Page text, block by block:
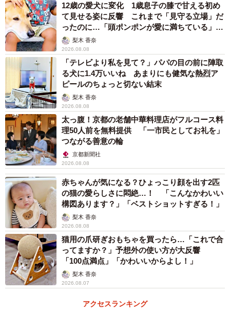
12歳の愛犬に変化 1歳息子の膝で甘える初め
て見せる姿に反響 これまで「見守る立場」だ
ったのに…「頭ポンポンが愛に満ちている」
「尊…」
梨木 香奈
2026.08.08
「テレビより私を見て？」パパの目の前に陣取
る犬に1.4万いいね あまりにも健気な熱烈ア
ピールのちょっと切ない結末
梨木 香奈
2026.08.08
太っ腹！京都の老舗中華料理店がフルコース料
理50人前を無料提供 「一市民としてお礼を」
つながる善意の輪
京都新聞社
2026.08.08
赤ちゃんが気になる？ひょっこり顔を出す2匹
の猫の愛らしさに悶絶…！ 「こんなかわいい
構図あります？」「ベストショットすぎる！」
梨木 香奈
2026.08.08
猫用の爪研ぎおもちゃを買ったら…「これで合
ってますか？」予想外の使い方が大反響
「100点満点」「かわいいからよし！」
梨木 香奈
2026.08.07
アクセスランキング